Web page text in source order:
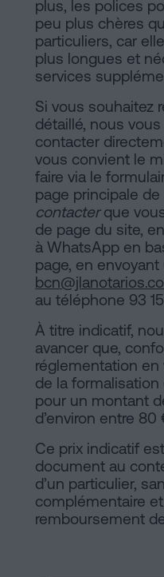
plus, les polices
peu plus chères
particuliers, car
plus longues et
services
Si vous souhaitez
détaillé, nous
contacter
vous convient le
faire via le
page principale
contacterque
de page du site,
à WhatsApp en
page, en
au téléphone 93
À titre indicatif,
avancer que,
réglementation en
de la formalisation
pour un montant
d’environ entre 80
Ce prix indicatif
document au
d’un particulier,
complémentaire
remboursement